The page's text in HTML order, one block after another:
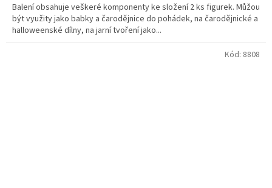
Balení obsahuje veškeré komponenty ke složení 2 ks figurek. Můžou
být využity jako babky a čarodějnice do pohádek, na čarodějnické a
halloweenské dílny, na jarní tvoření jako...
Kód: 8808